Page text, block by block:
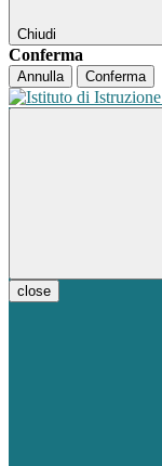
Chiudi
Conferma
Annulla Conferma
close